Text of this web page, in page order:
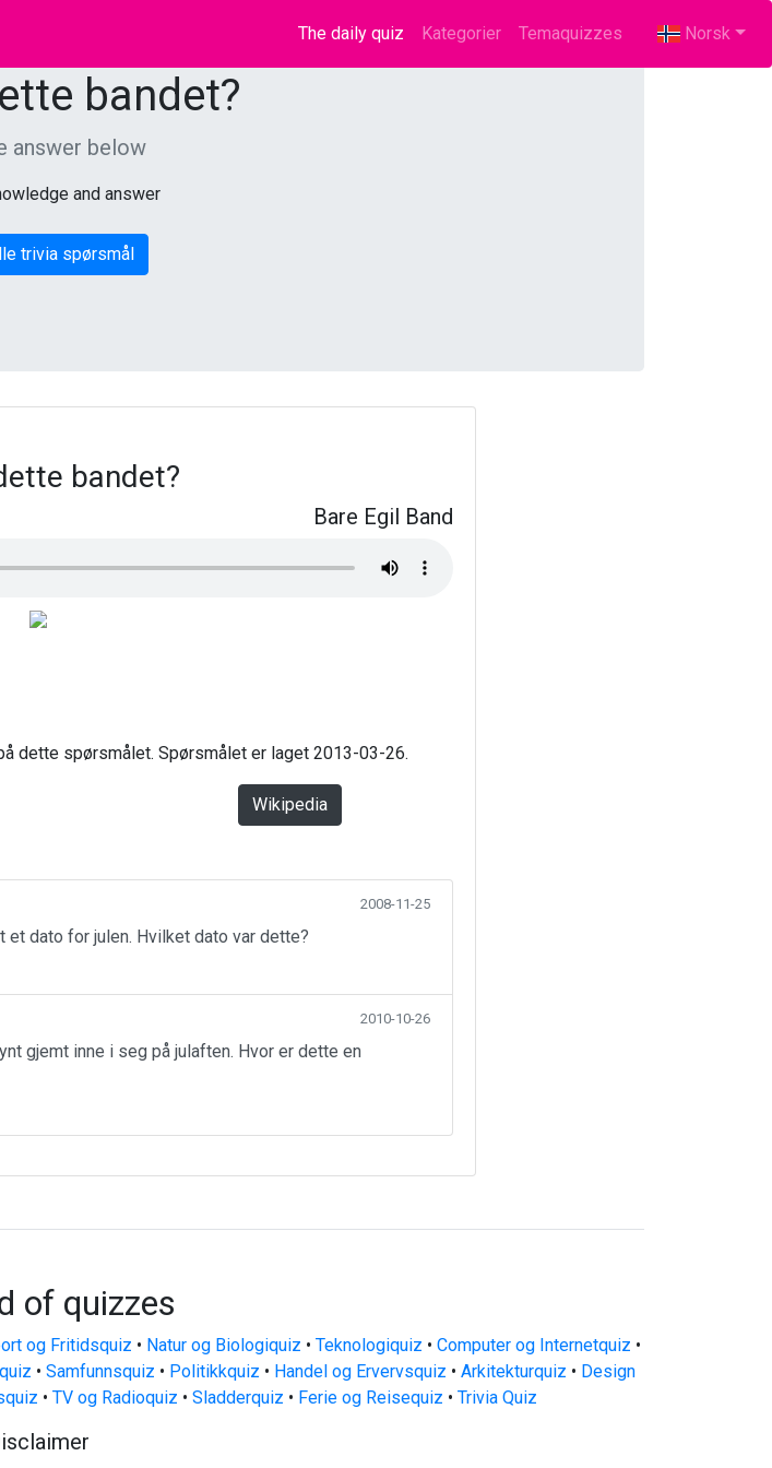
The daily quiz (current)
Kategorier Temaquizzes Norsk
bandet?
answer below
and answer
trivia spørsmål
bandet?
Bare Egil Band
dette spørsmålet. Spørsmålet er laget 2013-03-26.
Wikipedia
2008-11-25
dato for julen. Hvilket dato var dette?
2010-10-26
gjemt inne i seg på julaften. Hvor er dette en
of quizzes
og Fritidsquiz • Natur og Biologiquiz • Teknologiquiz • Computer og Internetquiz •
• Samfunnsquiz • Politikkquiz • Handel og Ervervsquiz • Arkitekturquiz • Design
• TV og Radioquiz • Sladderquiz • Ferie og Reisequiz • Trivia Quiz